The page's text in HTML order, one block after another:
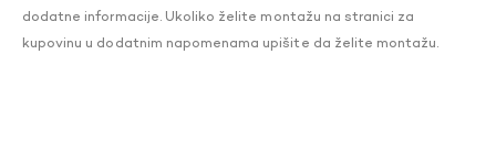
dodatne informacije. Ukoliko želite montažu na stranici za
kupovinu u dodatnim napomenama upišite da želite montažu.